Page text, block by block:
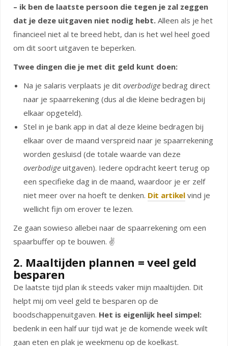
– ik ben de laatste persoon die tegen je zal zeggen
dat je deze uitgaven niet nodig hebt. Alleen als je het
financieel niet al te breed hebt, dan is het wel heel goed
om dit soort uitgaven te beperken.
Twee dingen die je met dit geld kunt doen:
Na je salaris verplaats je dit overbodige bedrag direct
naar je spaarrekening (dus al die kleine bedragen bij
elkaar opgeteld).
Stel in je bank app in dat al deze kleine bedragen bij
elkaar over de maand verspreid naar je spaarrekening
worden gesluisd (de totale waarde van deze
overbodige uitgaven). Iedere opdracht keert terug op
een specifieke dag in de maand, waardoor je er zelf
niet meer over na hoeft te denken. Dit artikelvind je
wellicht fijn om erover te lezen.
Ze gaan sowieso allebei naar de spaarrekening om een
spaarbuffer op te bouwen. ✌️
2. Maaltijden plannen = veel geld
besparen
De laatste tijd plan ik steeds vaker mijn maaltijden. Dit
helpt mij om veel geld te besparen op de
boodschappenuitgaven. Het is eigenlijk heel simpel:
bedenk in een half uur tijd wat je de komende week wilt
gaan eten en plak je weekmenu op de koelkast.